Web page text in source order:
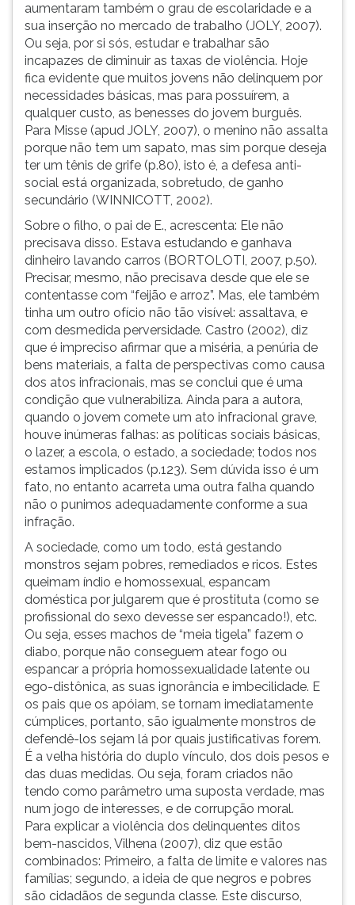
aumentaram também o grau de escolaridade e a
sua inserção no mercado de trabalho (JOLY, 2007).
Ou seja, por si sós, estudar e trabalhar são
incapazes de diminuir as taxas de violência. Hoje
fica evidente que muitos jovens não delinquem por
necessidades básicas, mas para possuírem, a
qualquer custo, as benesses do jovem burguês.
Para Misse (apud JOLY, 2007), o menino não assalta
porque não tem um sapato, mas sim porque deseja
ter um tênis de grife (p.80), isto é, a defesa anti-
social está organizada, sobretudo, de ganho
secundário (WINNICOTT, 2002).
Sobre o filho, o pai de E., acrescenta: Ele não
precisava disso. Estava estudando e ganhava
dinheiro lavando carros (BORTOLOTI, 2007, p.50).
Precisar, mesmo, não precisava desde que ele se
contentasse com “feijão e arroz”. Mas, ele também
tinha um outro ofício não tão visível: assaltava, e
com desmedida perversidade. Castro (2002), diz
que é impreciso afirmar que a miséria, a penúria de
bens materiais, a falta de perspectivas como causa
dos atos infracionais, mas se conclui que é uma
condição que vulnerabiliza. Ainda para a autora,
quando o jovem comete um ato infracional grave,
houve inúmeras falhas: as políticas sociais básicas,
o lazer, a escola, o estado, a sociedade; todos nos
estamos implicados (p.123). Sem dúvida isso é um
fato, no entanto acarreta uma outra falha quando
não o punimos adequadamente conforme a sua
infração.
A sociedade, como um todo, está gestando
monstros sejam pobres, remediados e ricos. Estes
queimam índio e homossexual, espancam
doméstica por julgarem que é prostituta (como se
profissional do sexo devesse ser espancado!), etc.
Ou seja, esses machos de “meia tigela” fazem o
diabo, porque não conseguem atear fogo ou
espancar a própria homossexualidade latente ou
ego-distônica, as suas ignorância e imbecilidade. E
os pais que os apóiam, se tornam imediatamente
cúmplices, portanto, são igualmente monstros de
defendê-los sejam lá por quais justificativas forem.
É a velha história do duplo vínculo, dos dois pesos e
das duas medidas. Ou seja, foram criados não
tendo como parâmetro uma suposta verdade, mas
num jogo de interesses, e de corrupção moral.
Para explicar a violência dos delinquentes ditos
bem-nascidos, Vilhena (2007), diz que estão
combinados: Primeiro, a falta de limite e valores nas
famílias; segundo, a ideia de que negros e pobres
são cidadãos de segunda classe. Este discurso,